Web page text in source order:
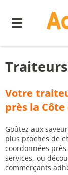
Menu
Votre
près la Côte
Goûtez aux
plus proches de
coordonnées
services, ou
commerçants